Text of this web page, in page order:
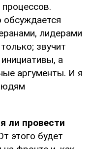
обсуждается
лидерами
звучит
а
аргументы. И я
ли провести
этого будет